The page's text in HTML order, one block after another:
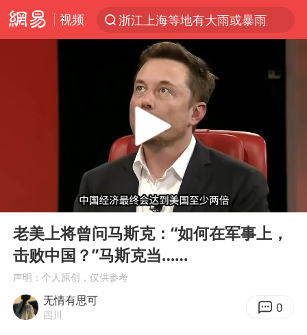
视频
浙江上海等地有大雨或暴雨
光影经济撬动暑期消费新蓝海
新疆优化调整景区内自驾服务费
“新疆的交警怎么个个像我妈”
香港正式允许“拒绝抢救”
《欢迎来龙餐馆》口碑
白海豚将正面袭击贯穿浙江
郑丽文：台湾从来没有“独立”过
酒店回应车内过夜被收150元
Play
06:29
老美上将曾问马斯克：“如何在军事上，
击败中国？”马斯克当……
声明：个人原创，仅供参考
无情有思可
四川 0